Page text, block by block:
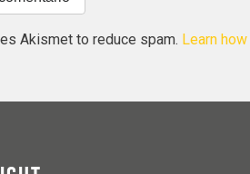
Akismet to reduce spam. Learn